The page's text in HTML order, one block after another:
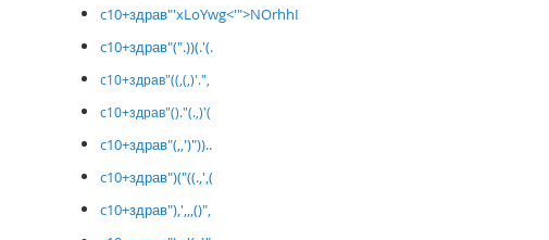
c10+здрав"'xLoYwg<'">NOrhhI
c10+здрав"(".))(.'(.
c10+здрав"((,(,)'.",
c10+здрав"()."(.,)'(
c10+здрав"(,,')"))..
c10+здрав")("((.,',(
c10+здрав"),',,,()",